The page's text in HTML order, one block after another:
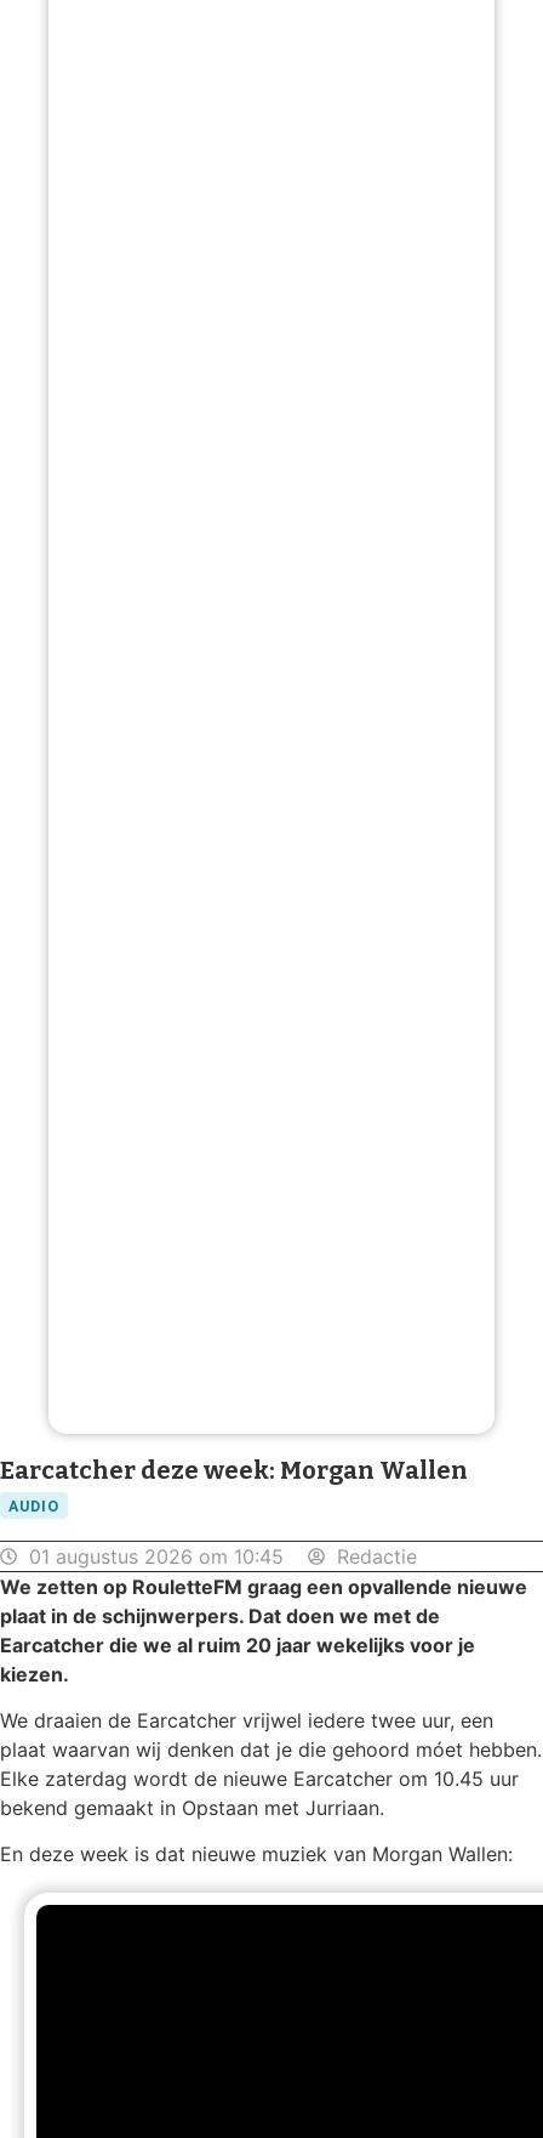
Earcatcher deze week: Morgan Wallen
AUDIO
01 augustus 2026 om 10:45
Redactie
We zetten op RouletteFM graag een opvallende nieuwe
plaat in de schijnwerpers. Dat doen we met de
Earcatcher die we al ruim 20 jaar wekelijks voor je
kiezen.
We draaien de Earcatcher vrijwel iedere twee uur, een
plaat waarvan wij denken dat je die gehoord móet hebben.
Elke zaterdag wordt de nieuwe Earcatcher om 10.45 uur
bekend gemaakt in Opstaan met Jurriaan.
En deze week is dat nieuwe muziek van Morgan Wallen: